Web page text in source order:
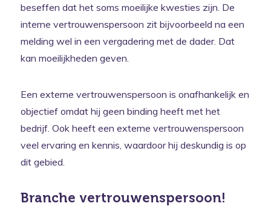
beseffen dat het soms moeilijke kwesties zijn. De
interne vertrouwenspersoon zit bijvoorbeeld na een
melding wel in een vergadering met de dader. Dat
kan moeilijkheden geven.
Een externe vertrouwenspersoon is onafhankelijk en
objectief omdat hij geen binding heeft met het
bedrijf. Ook heeft een externe vertrouwenspersoon
veel ervaring en kennis, waardoor hij deskundig is op
dit gebied.
Branche vertrouwenspersoon!